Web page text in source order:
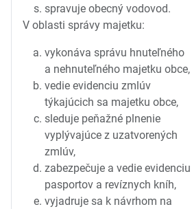
spravuje obecný vodovod.
V oblasti správy majetku:
vykonáva správu hnuteľného
a nehnuteľného majetku obce,
vedie evidenciu zmlúv
týkajúcich sa majetku obce,
sleduje peňažné plnenie
vyplývajúce z uzatvorených
zmlúv,
zabezpečuje a vedie evidenciu
pasportov a revíznych kníh,
vyjadruje sa k návrhom na